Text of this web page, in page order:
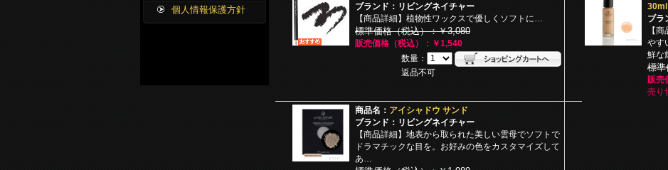
ブランド：リビングネイチャー
【商品詳細】植物性ワックスで優しくソフトに…
標準価格（税込）：￥3,080
販売価格（税込）：￥1,540
数量：
返品不可
30ml
ブラ
【
やす
鮮な
標準
販売
売り
商品名： アイシャドウ サンド
ブランド：リビングネイチャー
【商品詳細】地表から取られた美しい雲母でソフトで
ドラマチックな目を。お好みの色をカスタマイズして
あ…
個人情報保護方針